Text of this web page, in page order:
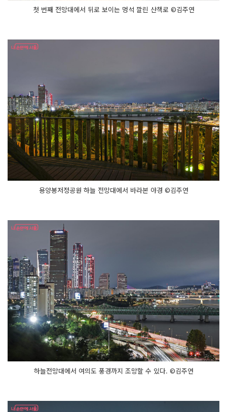
첫 번째 전망대에서 뒤로 보이는 멍석 깔린 산책로 ©김주연
용양봉저정공원 하늘 전망대에서 바라본 야경 ©김주연
하늘전망대에서 여의도 풍경까지 조망할 수 있다. ©김주연